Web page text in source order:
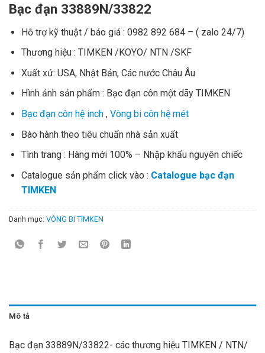
Bạc đạn 33889N/33822
Hỗ trợ kỹ thuật / báo giá : 0982 892 684 – ( zalo 24/7)
Thương hiệu : TIMKEN /KOYO/ NTN /SKF
Xuất xứ: USA, Nhật Bản, Các nước Châu Âu
Hình ảnh sản phẩm : Bạc đạn côn một dãy TIMKEN
Bạc đạn côn hệ inch, Vòng bi côn hệ mét
Bào hành theo tiêu chuẩn nhà sản xuất
Tình trang : Hàng mới 100% – Nhập khẩu nguyên chiếc
Catalogue sản phẩm click vào : Catalogue bạc đạn
TIMKEN
Danh mục: VÒNG BI TIMKEN
Mô tả
Bạc đạn 33889N/33822- các thương hiệu TIMKEN / NTN/